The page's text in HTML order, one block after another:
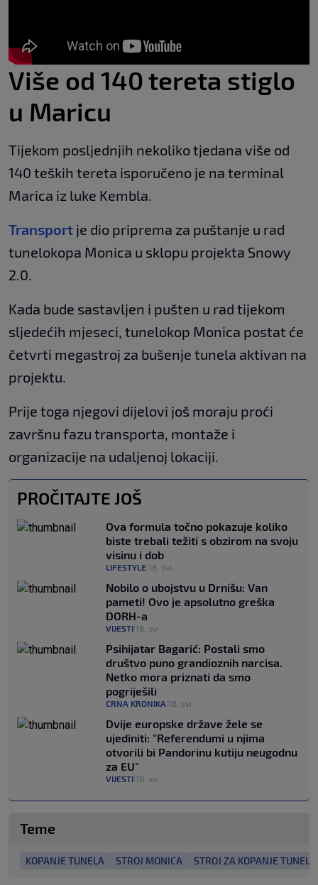
Više od 140 tereta stiglo
u Maricu
Tijekom posljednjih nekoliko tjedana više od
140 teških tereta isporučeno je na terminal
Marica iz luke Kembla.
Transport je dio priprema za puštanje u rad
tunelokopa Monica u sklopu projekta Snowy
2.0.
Kada bude sastavljen i pušten u rad tijekom
sljedećih mjeseci, tunelokop Monica postat će
četvrti megastroj za bušenje tunela aktivan na
projektu.
Prije toga njegovi dijelovi još moraju proći
završnu fazu transporta, montaže i
organizacije na udaljenoj lokaciji.
PROČITAJTE JOŠ
Ova formula točno pokazuje koliko
biste trebali težiti s obzirom na svoju
visinu i dob
LIFESTYLE 18. svi.
Nobilo o ubojstvu u Drnišu: Van
pameti! Ovo je apsolutno greška
DORH-a
VIJESTI 18. svi.
Psihijatar Bagarić: Postali smo
društvo puno grandioznih narcisa.
Netko mora priznati da smo
pogriješili
CRNA KRONIKA 18. svi.
Dvije europske države žele se
ujediniti: "Referendumi u njima
otvorili bi Pandorinu kutiju neugodnu
za EU"
VIJESTI 18. svi.
Teme
KOPANJE TUNELA STROJ MONICA STROJ ZA KOPANJE TUNELA